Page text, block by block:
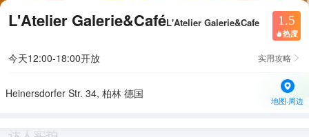
L'Atelier Galerie&CaféL'Atelier Galerie&Cafe 1.5
 热度
今天12:00-18:00开放 实用攻略 
Heinersdorfer Str. 34, 柏林 德国
地图·周边